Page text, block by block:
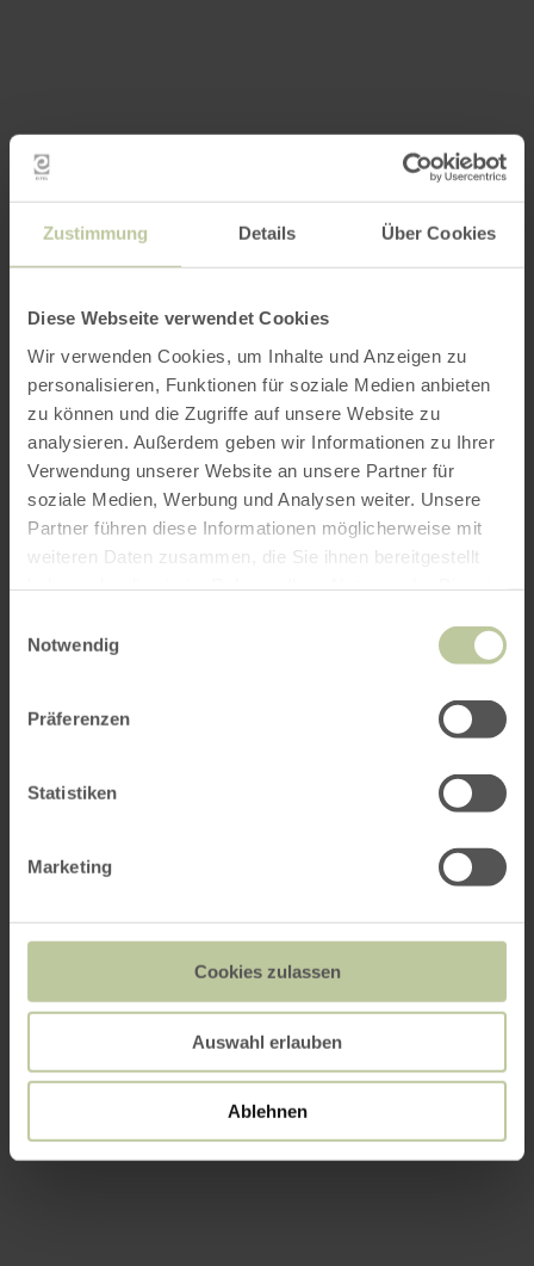
Zustimmung Details Über Cookies
Diese Webseite verwendet Cookies
Wir verwenden Cookies, um Inhalte und Anzeigen zu
personalisieren, Funktionen für soziale Medien anbieten
zu können und die Zugriffe auf unsere Website zu
analysieren. Außerdem geben wir Informationen zu Ihrer
Verwendung unserer Website an unsere Partner für
soziale Medien, Werbung und Analysen weiter. Unsere
Partner führen diese Informationen möglicherweise mit
weiteren Daten zusammen, die Sie ihnen bereitgestellt
Notwendig
Präferenzen
Statistiken
Marketing
Cookies zulassen
Auswahl erlauben
Ablehnen